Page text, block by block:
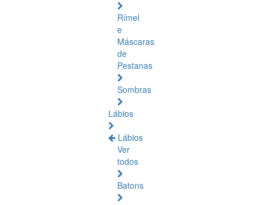
Rímel
e
Máscaras
de
Pestanas
Sombras
Lábios
Lábios
Ver
todos
Batons